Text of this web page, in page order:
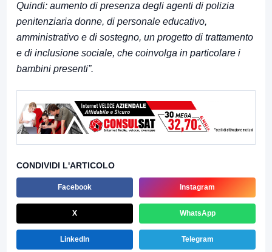
Quindi: aumento di presenza degli agenti di polizia
penitenziaria donne, di personale educativo,
amministrativo e di sostegno, un progetto di trattamento
e di inclusione sociale, che coinvolga in particolare i
bambini presenti”.
CONDIVIDI L'ARTICOLO
Facebook Instagram
X WhatsApp
LinkedIn Telegram